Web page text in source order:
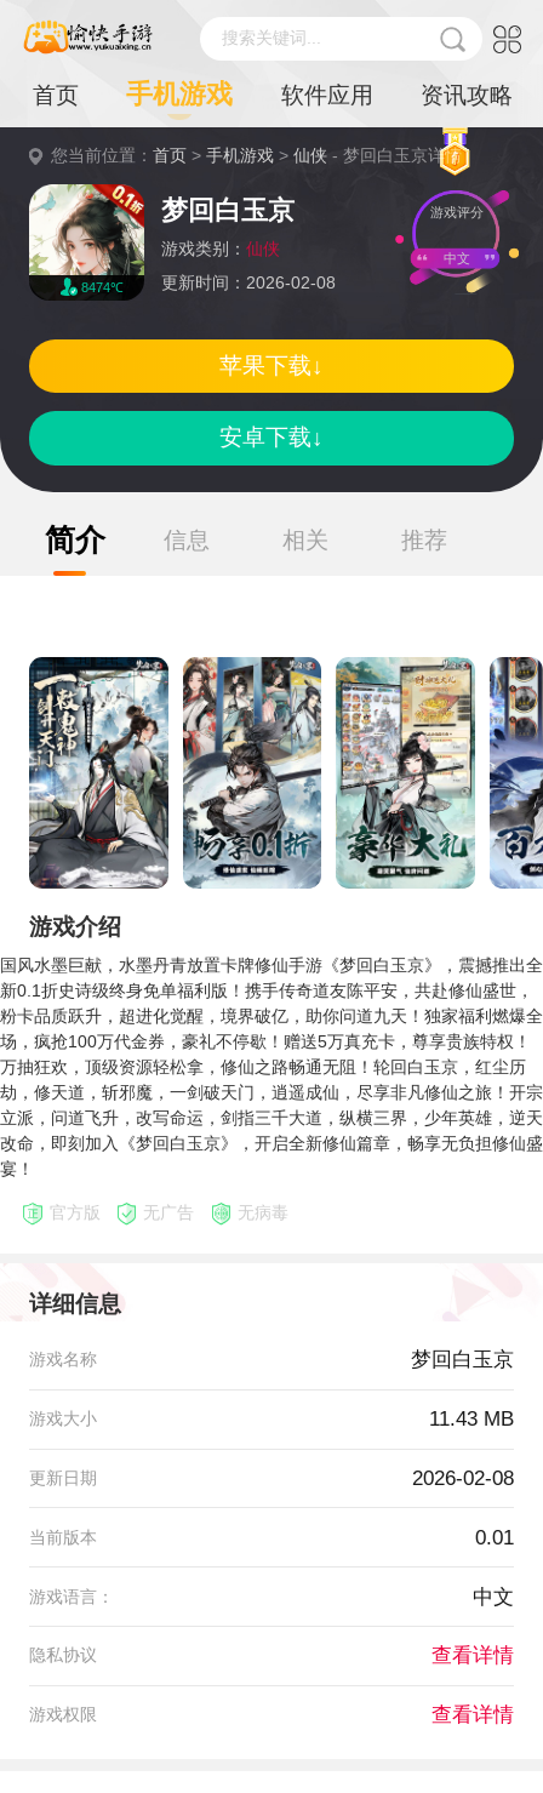
搜索关键词...
首页 手机游戏 软件应用 资讯攻略
您当前位置：首页 >手机游戏 >仙侠 - 梦回白玉京详情
8474℃
梦回白玉京
游戏类别： 仙侠
更新时间：2026-02-08
游戏评分
中文
安卓下载↓
苹果下载↓
简介 信息 相关 推荐
游戏介绍
国风水墨巨献，水墨丹青放置卡牌修仙手游《梦回白玉京》，震撼推出全
新0.1折史诗级终身免单福利版！携手传奇道友陈平安，共赴修仙盛世，
粉卡品质跃升，超进化觉醒，境界破亿，助你问道九天！独家福利燃爆全
场，疯抢100万代金券，豪礼不停歇！赠送5万真充卡，尊享贵族特权！
万抽狂欢，顶级资源轻松拿，修仙之路畅通无阻！轮回白玉京，红尘历
劫，修天道，斩邪魔，一剑破天门，逍遥成仙，尽享非凡修仙之旅！开宗
立派，问道飞升，改写命运，剑指三千大道，纵横三界，少年英雄，逆天
改命，即刻加入《梦回白玉京》，开启全新修仙篇章，畅享无负担修仙盛
宴！
官方版 无广告 无病毒
详细信息
游戏名称 梦回白玉京
游戏大小 11.43 MB
更新日期 2026-02-08
当前版本 0.01
游戏语言： 中文
隐私协议 查看详情
游戏权限 查看详情